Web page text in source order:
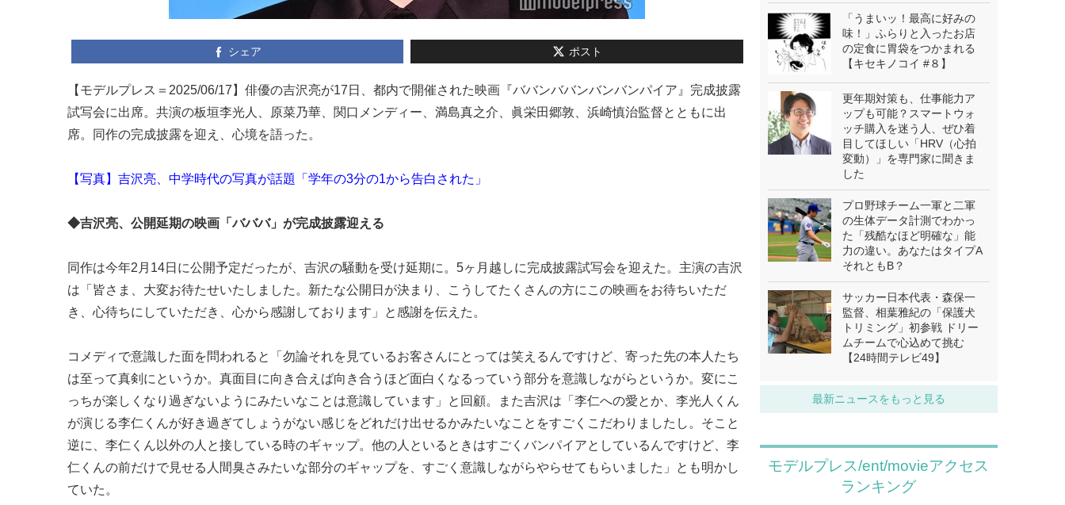
シェア ポスト
【モデルプレス＝2025/06/17】俳優の吉沢亮が17日、都内で開催された映画『ババンババンバンバンパイア』完成披露
試写会に出席。共演の板垣李光人、原菜乃華、関口メンディー、満島真之介、眞栄田郷敦、浜崎慎治監督とともに出
席。同作の完成披露を迎え、心境を語った。
【写真】吉沢亮、中学時代の写真が話題「学年の3分の1から告白された」
◆吉沢亮、公開延期の映画「バババ」が完成披露迎える
同作は今年2月14日に公開予定だったが、吉沢の騒動を受け延期に。5ヶ月越しに完成披露試写会を迎えた。主演の吉沢
は「皆さま、大変お待たせいたしました。新たな公開日が決まり、こうしてたくさんの方にこの映画をお待ちいただ
き、心待ちにしていただき、心から感謝しております」と感謝を伝えた。
コメディで意識した面を問われると「勿論それを見ているお客さんにとっては笑えるんですけど、寄った先の本人たち
は至って真剣にというか。真面目に向き合えば向き合うほど面白くなるっていう部分を意識しながらというか。変にこ
っちが楽しくなり過ぎないようにみたいなことは意識しています」と回顧。また吉沢は「李仁への愛とか、李光人くん
が演じる李仁くんが好き過ぎてしょうがない感じをどれだけ出せるかみたいなことをすごくこだわりましたし。そこと
逆に、李仁くん以外の人と接している時のギャップ。他の人といるときはすごくバンパイアとしているんですけど、李
仁くんの前だけで見せる人間臭さみたいな部分のギャップを、すごく意識しながらやらせてもらいました」とも明かし
ていた。
「うまいッ！最高に好みの
味！」ふらりと入ったお店
の定食に胃袋をつかまれる
【キセキノコイ #８】
更年期対策も、仕事能力ア
ップも可能？スマートウォ
ッチ購入を迷う人、ぜひ着
目してほしい「HRV（心拍
変動）」を専門家に聞きま
した
プロ野球チーム一軍と二軍
の生体データ計測でわかっ
た「残酷なほど明確な」能
力の違い。あなたはタイプA
それともB？
サッカー日本代表・森保一
監督、相葉雅紀の「保護犬
トリミング」初参戦 ドリー
ムチームで心込めて挑む
【24時間テレビ49】
最新ニュースをもっと見る
モデルプレス/ent/movieアクセス
ランキング